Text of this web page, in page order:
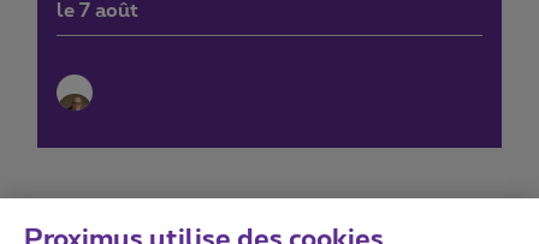
le 7 août